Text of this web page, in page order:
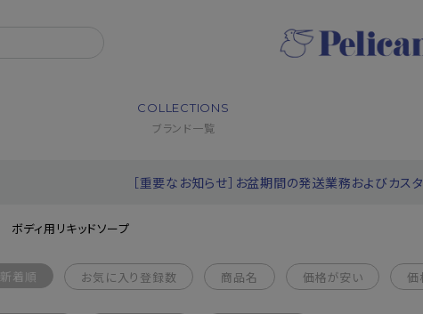
COLLECTIONS
ブランド一覧
［重要なお知らせ］お盆期間の発送業務およびカス
ボディ用リキッドソープ
新着順 お気に入り登録数 商品名 価格が安い 価